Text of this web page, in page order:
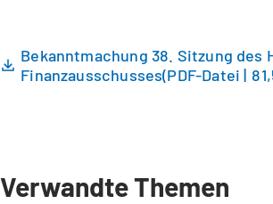
Bekanntmachung 38. Sitzung des
Finanzausschusses PDF-Datei
Verwandte Themen